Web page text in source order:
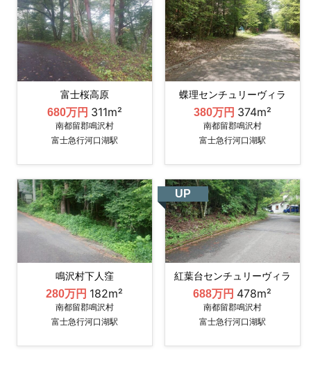
富士桜高原
680万円 311m²
南都留郡鳴沢村
富士急行河口湖駅
蝶理センチュリーヴィラ
380万円 374m²
南都留郡鳴沢村
富士急行河口湖駅
鳴沢村下人窪
280万円 182m²
南都留郡鳴沢村
富士急行河口湖駅
UP
紅葉台センチュリーヴィラ
688万円 478m²
南都留郡鳴沢村
富士急行河口湖駅